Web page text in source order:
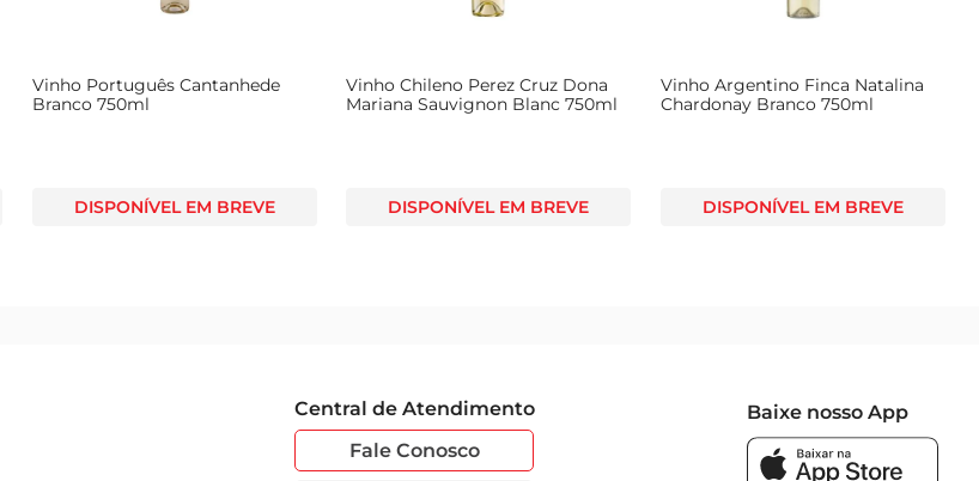
Vinho Português Cantanhede
Branco 750ml
DISPONÍVEL EM BREVE
Vinho Chileno Perez Cruz Dona
Mariana Sauvignon Blanc 750ml
DISPONÍVEL EM BREVE
Vinho Argentino Finca Natalina
Chardonay Branco 750ml
DISPONÍVEL EM BREVE
Central de Atendimento
Fale Conosco
Baixe nosso App